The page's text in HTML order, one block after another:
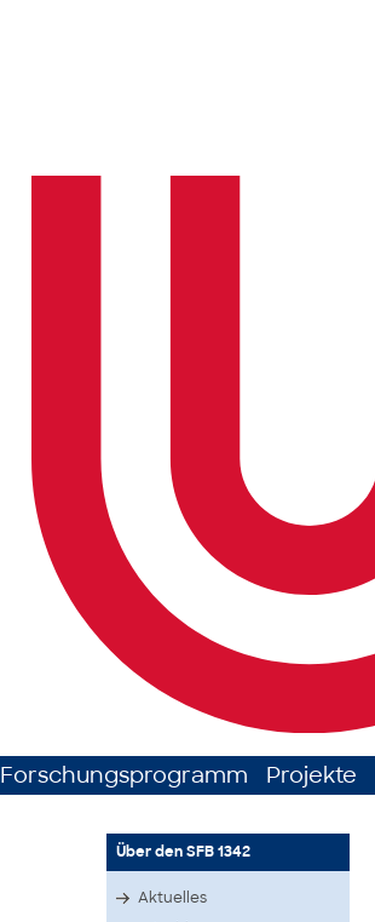
Forschungsprogramm Projekte
Über den SFB 1342
Aktuelles